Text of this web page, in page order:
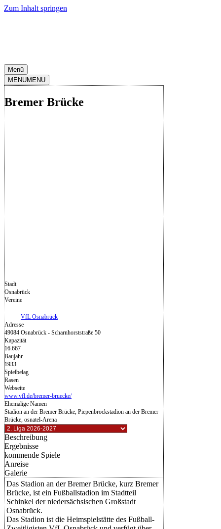
Zum Inhalt springen
Menü
MENUMENU
Bremer Brücke
Stadt
Osnabrück
Vereine
VfL Osnabrück
Adresse
49084 Osnabrück - Scharnhorststraße 50
Kapazität
16.667
Baujahr
1933
Spielbelag
Rasen
Webseite
www.vfl.de/bremer-bruecke/
Ehemalige Namen
Stadion an der Bremer Brücke, Piepenbrockstadion an der Bremer
Brücke, osnatel-Arena
Beschreibung
Ergebnisse
kommende Spiele
Anreise
Galerie
Das Stadion an der Bremer Brücke, kurz Bremer
Brücke, ist ein Fußballstadion im Stadtteil
Schinkel der niedersächsischen Großstadt
Osnabrück.
Das Stadion ist die Heimspielstätte des Fußball-